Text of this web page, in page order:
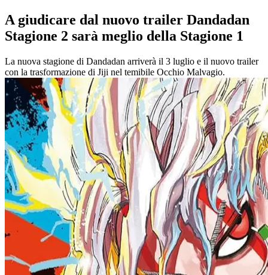
A giudicare dal nuovo trailer Dandadan
Stagione 2 sarà meglio della Stagione 1
La nuova stagione di Dandadan arriverà il 3 luglio e il nuovo trailer
con la trasformazione di Jiji nel temibile Occhio Malvagio.